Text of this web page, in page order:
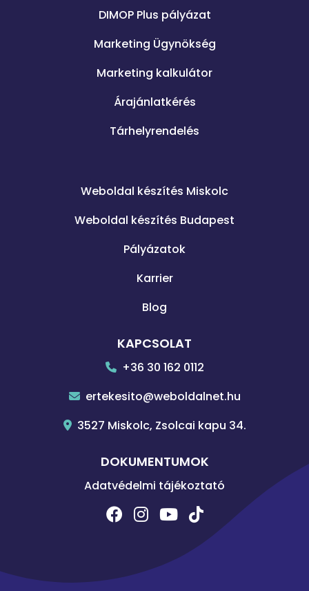
DIMOP Plus pályázat
Marketing Ügynökség
Marketing kalkulátor
Árajánlatkérés
Tárhelyrendelés
Weboldal készítés Miskolc
Weboldal készítés Budapest
Pályázatok
Karrier
Blog
KAPCSOLAT
+36 30 162 0112
ertekesito@weboldalnet.hu
3527 Miskolc, Zsolcai kapu 34.
DOKUMENTUMOK
Adatvédelmi tájékoztató